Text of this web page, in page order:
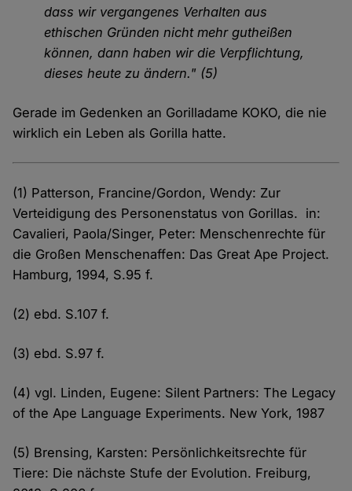
dass wir vergangenes Verhalten aus
ethischen Gründen nicht mehr gutheißen
können, dann haben wir die Verpflichtung,
dieses heute zu ändern." (5)
Gerade im Gedenken an Gorilladame KOKO, die nie
wirklich ein Leben als Gorilla hatte.
(1) Patterson, Francine/Gordon, Wendy: Zur
Verteidigung des Personenstatus von Gorillas. in:
Cavalieri, Paola/Singer, Peter: Menschenrechte für
die Großen Menschenaffen: Das Great Ape Project.
Hamburg, 1994, S.95 f.
(2) ebd. S.107 f.
(3) ebd. S.97 f.
(4) vgl. Linden, Eugene: Silent Partners: The Legacy
of the Ape Language Experiments. New York, 1987
(5) Brensing, Karsten: Persönlichkeitsrechte für
Tiere: Die nächste Stufe der Evolution. Freiburg,